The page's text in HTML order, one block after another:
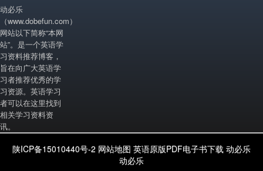
动必乐
（www.dobefun.com）
网站以下简称“本网
站”。是一个英语学
习资料推荐博客，
旨在向广大英语学
习者推荐优秀的学
习资源。英语学习
者可以在这里找到
相关学习资料资
讯。
陕ICP备15010440号-2 网站地图 英语原版PDF电子书下载 动必乐
动必乐